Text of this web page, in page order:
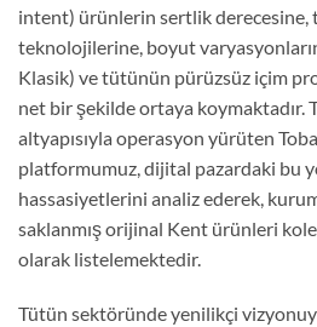
intent) ürünlerin sertlik derecesine,
teknolojilerine, boyut
Klasik) ve tütünün pürüzsüz içim
net bir şekilde ortaya koymaktadır.
altyapısıyla operasyon yürüten
platformumuz, dijital pazardaki bu
hassasiyetlerini analiz ederek,
saklanmış orijinal Kent ürünleri
olarak listelemektedir.
Tütün sektöründe yenilikçi